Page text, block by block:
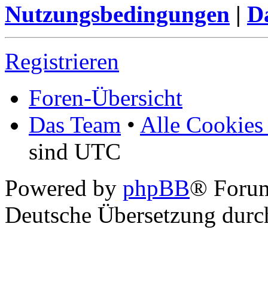
Nutzungsbedingungen |
Registrieren
Foren-Übersicht
Das Team • Alle Cookies
sind UTC
Powered by phpBB®
Deutsche Übersetzung